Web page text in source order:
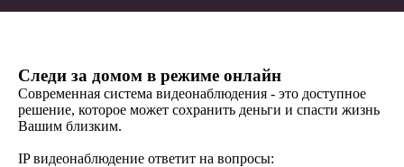
Следи за домом в режиме онлайн
Современная система видеонаблюдения - это доступное
решение, которое может сохранить деньги и спасти жизнь
Вашим близким.
IP видеонаблюдение ответит на вопросы: